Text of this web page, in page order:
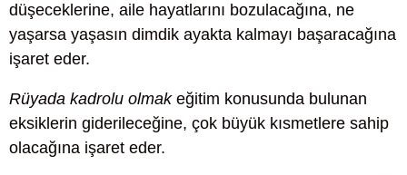
düşeceklerine, aile hayatlarını bozulacağına, ne
yaşarsa yaşasın dimdik ayakta kalmayı başaracağına
işaret eder.
Rüyada kadrolu olmakeğitim konusunda bulunan
eksiklerin giderileceğine, çok büyük kısmetlere sahip
olacağına işaret eder.